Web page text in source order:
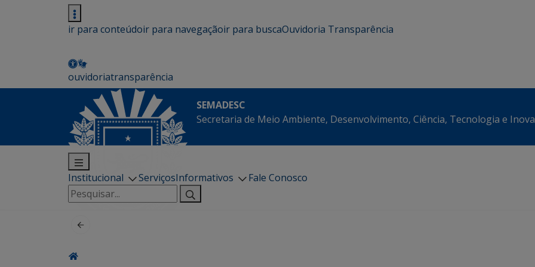
ir para conteúdoir para navegaçãoir para buscaOuvidoria Transparência
ouvidoriatransparência
SEMADESC
Secretaria de Meio Ambiente, Desenvolvimento, Ciência, Tecnologia e
Institucional ServiçosInformativos
Fale Conosco
Pesquisar
por: